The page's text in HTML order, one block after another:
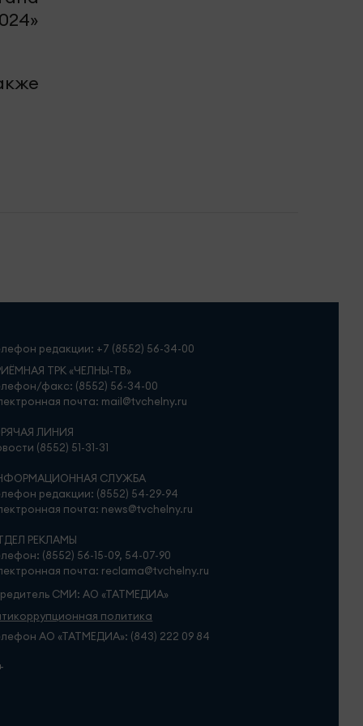
редакции: +7 (8552) 56-34-00
ТРК «ЧЕЛНЫ-ТВ»
факс: (8552) 56-34-00
почта: mail@tvchelny.ru
ЛИНИЯ
(8552) 51-31-31
СЛУЖБА
редакции: (8552) 54-29-94
почта: news@tvchelny.ru
РЕКЛАМЫ
(8552) 56-15-09, 54-07-90
почта: reclama@tvchelny.ru
СМИ: АО «ТАТМЕДИА»
политика
АО «ТАТМЕДИА»: (843) 222 09 84